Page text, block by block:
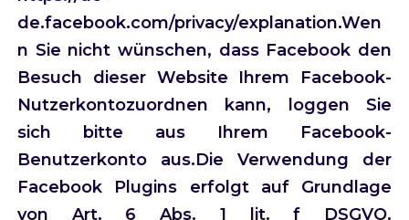
de.facebook.com/privacy/explanation.Wen
n Sie nicht wünschen, dass Facebook den
Besuch dieser Website Ihrem Facebook-
Nutzerkontozuordnen kann, loggen Sie
sich bitte aus Ihrem Facebook-
Benutzerkonto aus.Die Verwendung der
Facebook Plugins erfolgt auf Grundlage
von Art. 6 Abs. 1 lit. f DSGVO.